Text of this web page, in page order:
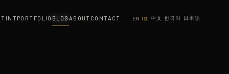
TINT PORTFOLIO BLOG ABOUT CONTACT EN ID 中文 한국어 日本語